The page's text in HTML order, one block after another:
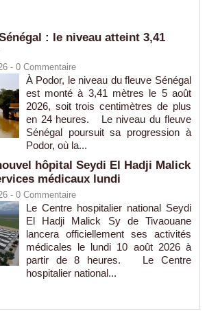
: le niveau atteint 3,41
- 0 Commentaire
À Podor, le niveau du fleuve Sénégal
est monté à 3,41 mètres le 5 août
2026, soit trois centimètres de plus
en 24 heures. Le niveau du fleuve
Sénégal poursuit sa progression à
Podor, où la...
hôpital Seydi El Hadji Malick
médicaux lundi
- 0 Commentaire
Le Centre hospitalier national Seydi
El Hadji Malick Sy de Tivaouane
lancera officiellement ses activités
médicales le lundi 10 août 2026 à
partir de 8 heures. Le Centre
hospitalier national...